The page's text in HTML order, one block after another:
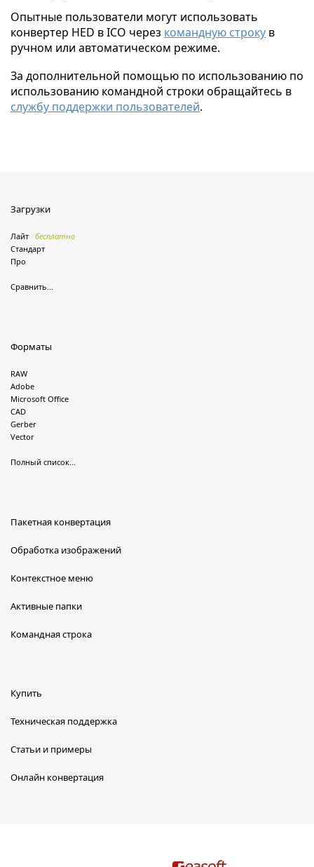
Опытные пользователи могут использовать
конвертер HED в ICO через командную строку в
ручном или автоматическом режиме.
За дополнительной помощью по использованию по
использованию командной строки обращайтесь в
службу поддержки пользователей.
Загрузки
Лайт бесплатно
Стандарт
Про
Сравнить...
Форматы
RAW
Adobe
Microsoft Office
CAD
Gerber
Vector
Полный список...
Пакетная конвертация
Обработка изображений
Контекстное меню
Активные папки
Командная строка
Купить
Техническая поддержка
Статьи и примеры
Онлайн конвертация